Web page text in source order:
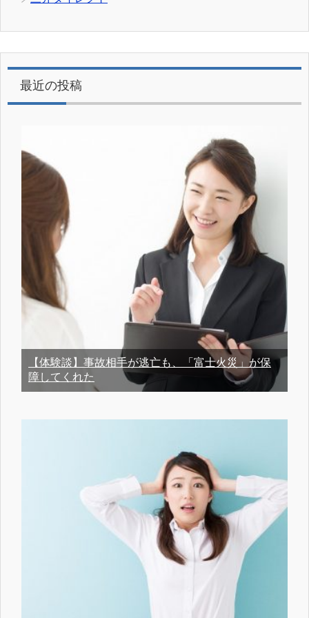
最近の投稿
【体験談】事故相手が逃亡も、「富士火災」が保
障してくれた